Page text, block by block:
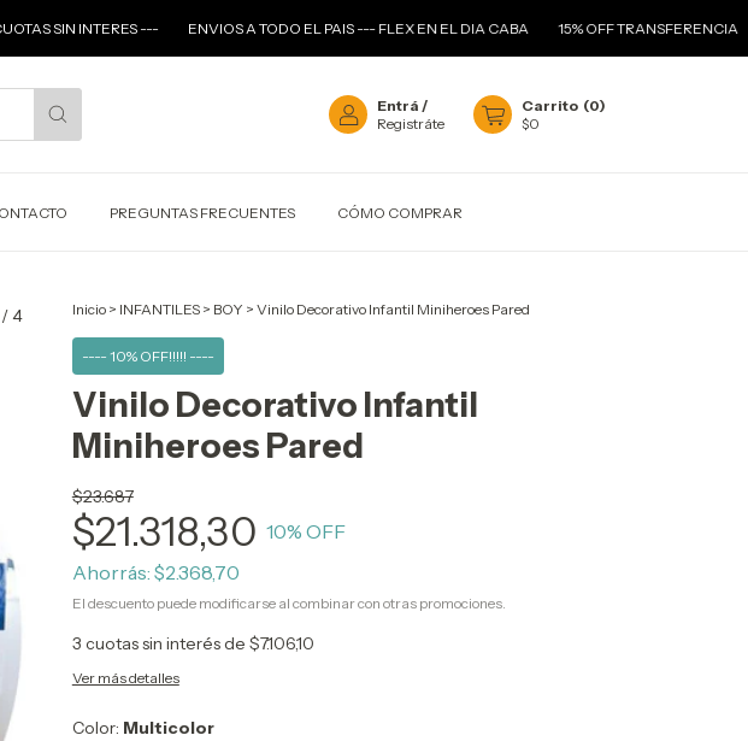
--- ENVIOS A TODO EL PAIS --- FLEX EN EL DIA CABA 15% OFF TRANSFERENCIA --- 3
Entrá /
Registráte
Carrito (0)
$0
PREGUNTAS FRECUENTES CÓMO COMPRAR
/4 Inicio > INFANTILES > BOY > Vinilo Decorativo Infantil Miniheroes Pared
---- 10% OFF!!!!! ----
Vinilo Decorativo Infantil
Miniheroes Pared
$23.687
$21.318,30 10% OFF
Ahorrás: $2.368,70
El descuento puede modificarse al combinar con otras promociones.
3 cuotas sin interés de $7.106,10
Ver más detalles
Color: Multicolor